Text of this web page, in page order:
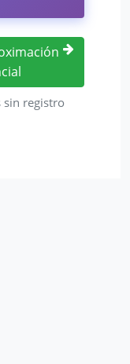
sin registro